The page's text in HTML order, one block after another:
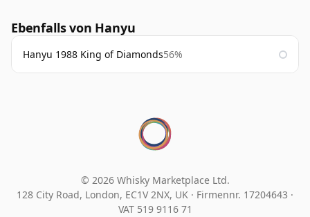
Ebenfalls von Hanyu
Hanyu 1988 King of Diamonds56%
© 2026 Whisky Marketplace Ltd.
128 City Road, London, EC1V 2NX, UK · Firmennr. 17204643 ·
VAT 519 9116 71